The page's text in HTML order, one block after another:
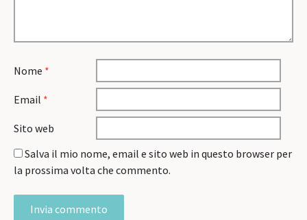
Nome *
Email *
Sito web
Salva il mio nome, email e sito web in questo browser per
la prossima volta che commento.